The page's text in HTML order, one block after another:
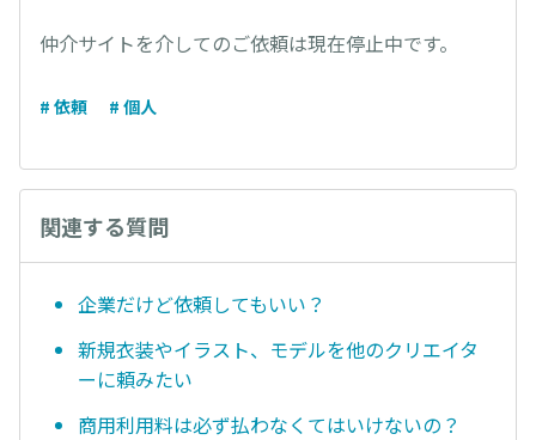
仲介サイトを介してのご依頼は現在停止中です。
# 依頼 # 個人
関連する質問
企業だけど依頼してもいい？
新規衣装やイラスト、モデルを他のクリエイタ
ーに頼みたい
商用利用料は必ず払わなくてはいけないの？